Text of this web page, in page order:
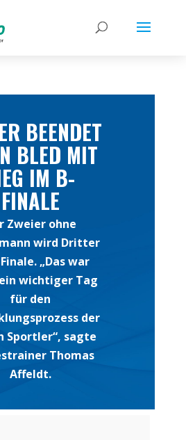
BEENDET
BLED MIT
IM B-
FINALE
Zweier ohne
wird Dritter
„Das war
wichtiger Tag
für den
der
Sportler“, sagte
Thomas
Affeldt.